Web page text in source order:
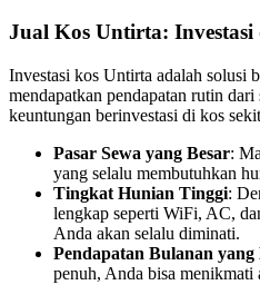
Jual Kos Untirta:
Investasi kos Untirta adalah solusi
mendapatkan pendapatan rutin
keuntungan berinvestasi di kos
Pasar Sewa yang Besar:
yang selalu membutuhkan
Tingkat Hunian Tinggi:
lengkap seperti WiFi, AC,
Anda akan selalu diminati.
Pendapatan Bulanan yang
penuh, Anda bisa menikmati